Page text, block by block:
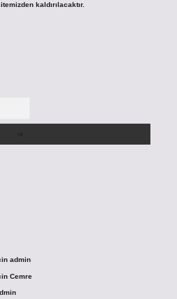
kaldırılacaktır.
admin
Cemre